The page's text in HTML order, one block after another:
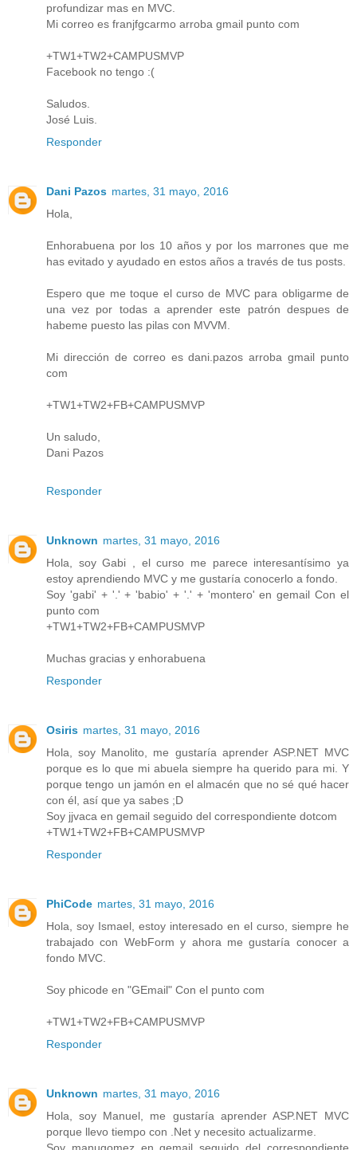
profundizar mas en MVC.
Mi correo es franjfgcarmo arroba gmail punto com
+TW1+TW2+CAMPUSMVP
Facebook no tengo :(
Saludos.
José Luis.
Responder
Dani Pazos martes, 31 mayo, 2016
Hola,
Enhorabuena por los 10 años y por los marrones que me
has evitado y ayudado en estos años a través de tus posts.
Espero que me toque el curso de MVC para obligarme de
una vez por todas a aprender este patrón despues de
habeme puesto las pilas con MVVM.
Mi dirección de correo es dani.pazos arroba gmail punto
com
+TW1+TW2+FB+CAMPUSMVP
Un saludo,
Dani Pazos
Responder
Unknown martes, 31 mayo, 2016
Hola, soy Gabi , el curso me parece interesantísimo ya
estoy aprendiendo MVC y me gustaría conocerlo a fondo.
Soy 'gabi' + '.' + 'babio' + '.' + 'montero' en gemail Con el
punto com
+TW1+TW2+FB+CAMPUSMVP
Muchas gracias y enhorabuena
Responder
Osiris martes, 31 mayo, 2016
Hola, soy Manolito, me gustaría aprender ASP.NET MVC
porque es lo que mi abuela siempre ha querido para mi. Y
porque tengo un jamón en el almacén que no sé qué hacer
con él, así que ya sabes ;D
Soy jjvaca en gemail seguido del correspondiente dotcom
+TW1+TW2+FB+CAMPUSMVP
Responder
PhiCode martes, 31 mayo, 2016
Hola, soy Ismael, estoy interesado en el curso, siempre he
trabajado con WebForm y ahora me gustaría conocer a
fondo MVC.
Soy phicode en "GEmail" Con el punto com
+TW1+TW2+FB+CAMPUSMVP
Responder
Unknown martes, 31 mayo, 2016
Hola, soy Manuel, me gustaría aprender ASP.NET MVC
porque llevo tiempo con .Net y necesito actualizarme.